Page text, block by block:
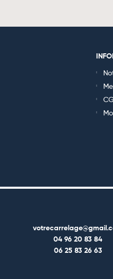
04 96 20 83 84
06 25 83 26 63